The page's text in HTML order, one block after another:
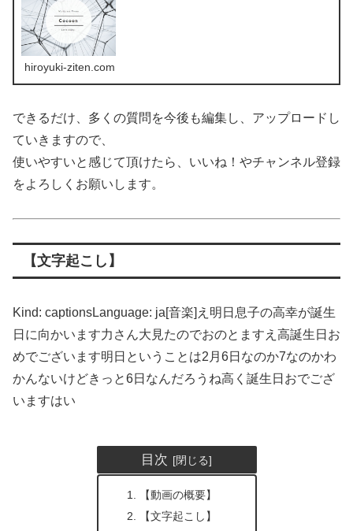
hiroyuki-ziten.com
できるだけ、多くの質問を今後も編集し、アップロードし
ていきますので、
使いやすいと感じて頂けたら、いいね！やチャンネル登録
をよろしくお願いします。
【文字起こし】
Kind: captionsLanguage: ja[音楽]え明日息子の高幸が誕生
日に向かいます力さん大見たのでおのとますえ高誕生日お
めでございます明日ということは2月6日なのか7なのかわ
かんないけどきっと6日なんだろうね高く誕生日おでござ
いますはい
目次
【動画の概要】
【文字起こし】